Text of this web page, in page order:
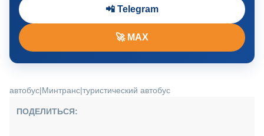
📲 Telegram
🚀 MAX
автобус|Минтранс|туристический автобус
ПОДЕЛИТЬСЯ: